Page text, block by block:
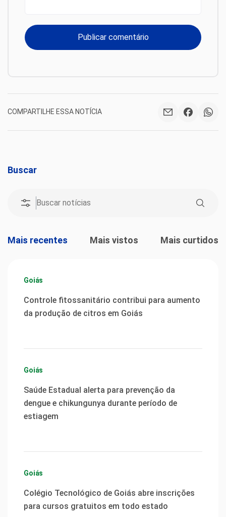
COMPARTILHE ESSA NOTÍCIA
Buscar
Mais recentes Mais vistos Mais curtidos
Goiás
Controle fitossanitário contribui para aumento
da produção de citros em Goiás
Goiás
Saúde Estadual alerta para prevenção da
dengue e chikungunya durante período de
estiagem
Goiás
Colégio Tecnológico de Goiás abre inscrições
para cursos gratuitos em todo estado